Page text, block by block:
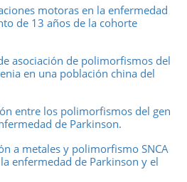
motoras en la enfermedad
de 13 años de la cohorte
asociación de polimorfismos del
en una población china del
entre los polimorfismos del gen
de Parkinson.
a metales y polimorfismo SNCA
enfermedad de Parkinson y el